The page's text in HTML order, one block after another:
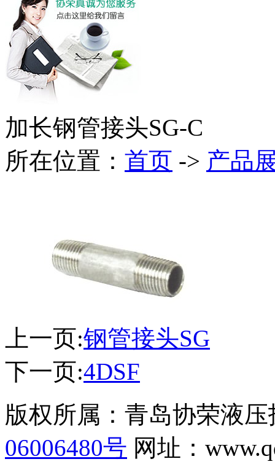
加长钢管接头SG-C
所在位置： 首页 -> 产品
上一页:钢管接头SG
下一页:4DSF
版权所属：青岛协荣液
06006480号 网址：